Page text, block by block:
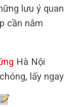
lưu ý quan
cần nắm
Hà Nội
lấy ngay